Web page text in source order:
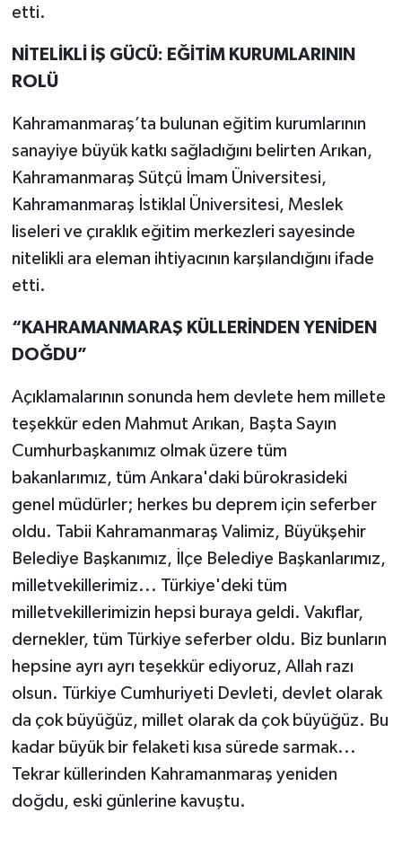
etti.
NİTELİKLİ İŞ GÜCÜ: EĞİTİM KURUMLARININ
ROLÜ
Kahramanmaraş’ta bulunan eğitim kurumlarının
sanayiye büyük katkı sağladığını belirten Arıkan,
Kahramanmaraş Sütçü İmam Üniversitesi,
Kahramanmaraş İstiklal Üniversitesi, Meslek
liseleri ve çıraklık eğitim merkezleri sayesinde
nitelikli ara eleman ihtiyacının karşılandığını ifade
etti.
“KAHRAMANMARAŞ KÜLLERİNDEN YENİDEN
DOĞDU”
Açıklamalarının sonunda hem devlete hem millete
teşekkür eden Mahmut Arıkan, Başta Sayın
Cumhurbaşkanımız olmak üzere tüm
bakanlarımız, tüm Ankara'daki bürokrasideki
genel müdürler; herkes bu deprem için seferber
oldu. Tabii Kahramanmaraş Valimiz, Büyükşehir
Belediye Başkanımız, İlçe Belediye Başkanlarımız,
milletvekillerimiz... Türkiye'deki tüm
milletvekillerimizin hepsi buraya geldi. Vakıflar,
dernekler, tüm Türkiye seferber oldu. Biz bunların
hepsine ayrı ayrı teşekkür ediyoruz, Allah razı
olsun. Türkiye Cumhuriyeti Devleti, devlet olarak
da çok büyüğüz, millet olarak da çok büyüğüz. Bu
kadar büyük bir felaketi kısa sürede sarmak...
Tekrar küllerinden Kahramanmaraş yeniden
doğdu, eski günlerine kavuştu.